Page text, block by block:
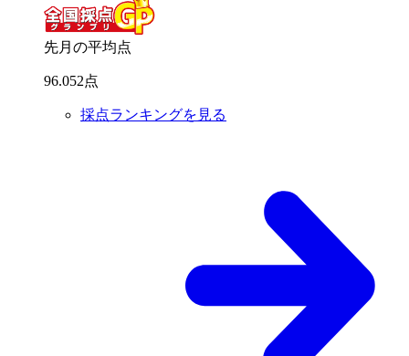
先月の平均点
96.052点
採点ランキングを見る